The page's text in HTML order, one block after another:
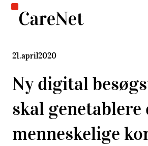
21.april2020
Ny digital
skal genetablere
menneskelige